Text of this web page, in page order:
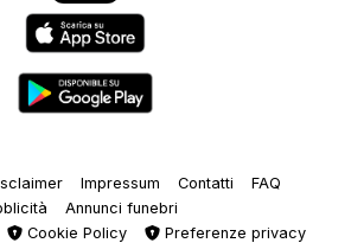
Impressum Contatti
FAQ
Annunci funebri
Cookie Policy Preferenze privacy